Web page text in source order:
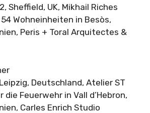
Sheffield, UK, Mikhail Riches
Wohneinheiten in Besòs,
Peris + Toral Arquitectes &
Deutschland, Atelier ST
Feuerwehr in Vall d’Hebron,
Carles Enrich Studio